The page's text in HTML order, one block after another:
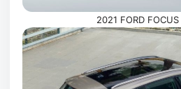
2021 FORD